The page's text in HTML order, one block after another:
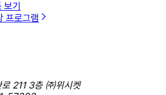
보기
프로그램
로 211 3층 ㈜위시켓